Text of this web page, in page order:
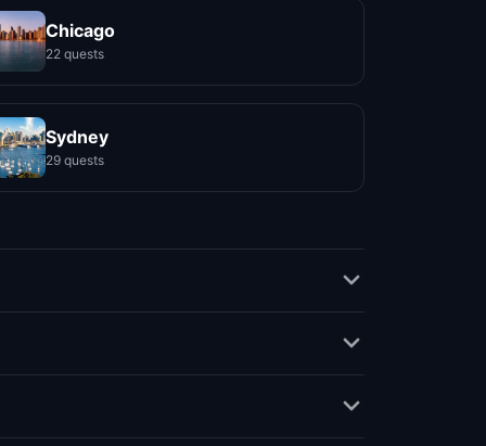
Chicago
22 quests
Sydney
29 quests